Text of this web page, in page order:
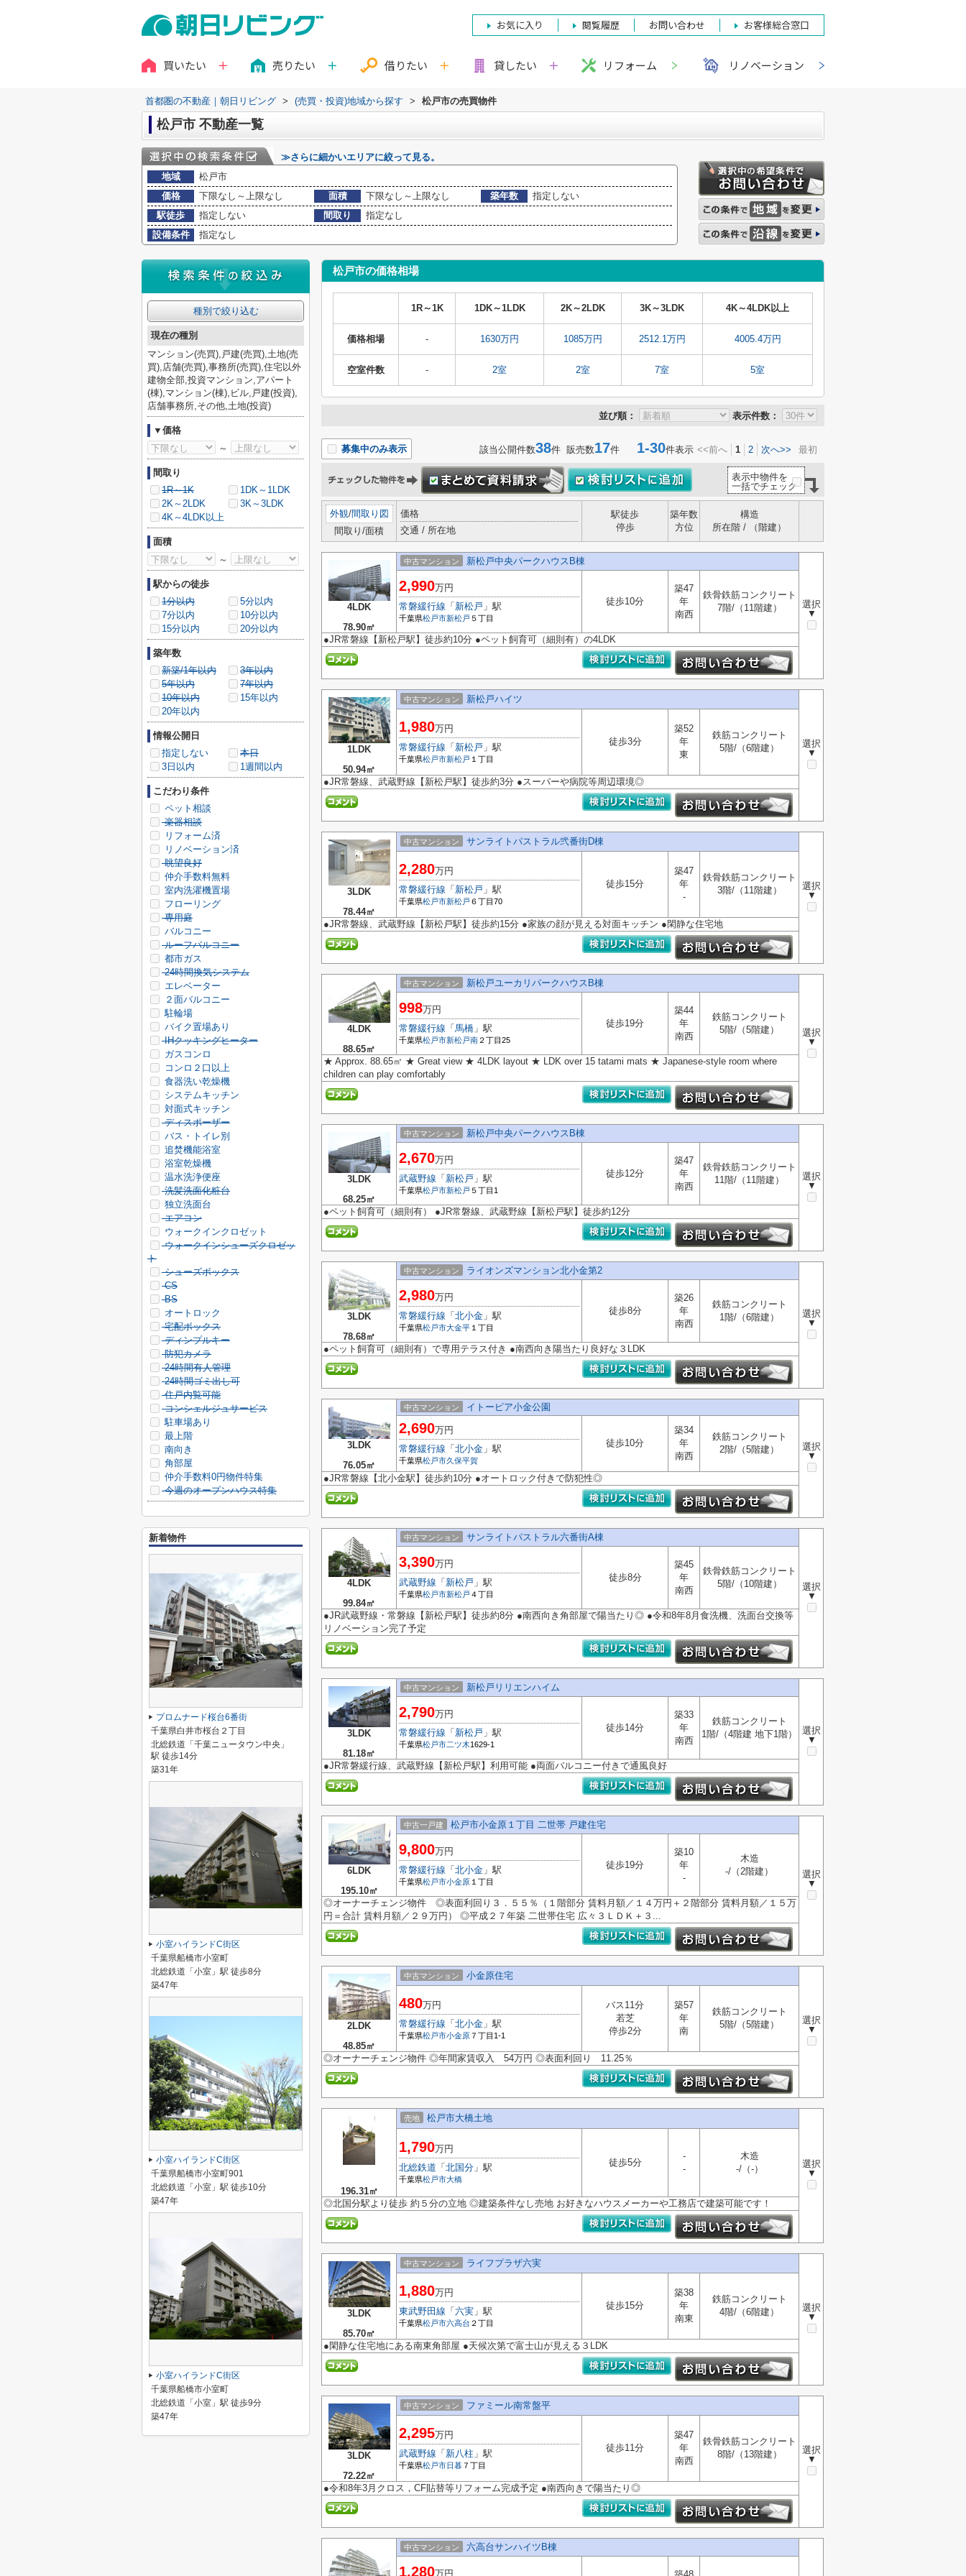
お気に入り 閲覧履歴 お問い合わせ お客様総合窓口
買いたい 売りたい 借りたい 貸したい リフォーム リノベーション
首都圏の不動産｜朝日リビング > (売買・投資)地域から探す > 松戸市の売買物件
松戸市 不動産一覧
≫さらに細かいエリアに絞って見る。
地域
松戸市
価格
下限なし～上限なし 面積 下限なし～上限なし 築年数
指定しない
駅徒歩
指定しない 間取り
指定なし
設備条件
指定なし
松戸市の価格相場
1R～1K 1DK～1LDK 2K～2LDK 3K～3LDK 4K～4LDK以上
価格相場 - 1630万円 1085万円 2512.1万円 4005.4万円
空室件数 - 2室 2室 7室 5室
並び順： 表示件数：
募集中のみ表示 該当公開件数38件 販売数17件 1-30件表示 <<前へ 1 2 次へ>> 最初
表示中物件を
一括でチェック
外観/間取り図
間取り/面積
価格
交通 / 所在地
駅徒歩
停歩
築年数
方位
構造
所在階 / （階建）
4LDK
78.90㎡
中古マンション 新松戸中央パークハウスB棟
選択
▼
2,990万円
常磐緩行線 「 新松戸 」駅
千葉県松戸市新松戸 ５丁目
徒歩10分
築47
年
南西
鉄骨鉄筋コンクリート
7階/（11階建）
●JR常磐線【新松戸駅】徒歩約10分 ●ペット飼育可（細則有）の4LDK
1LDK
50.94㎡
中古マンション 新松戸ハイツ
選択
▼
1,980万円
常磐緩行線 「 新松戸 」駅
千葉県松戸市新松戸 １丁目
徒歩3分
築52
年
東
鉄筋コンクリート
5階/（6階建）
●JR常磐線、武蔵野線【新松戸駅】徒歩約3分 ●スーパーや病院等周辺環境◎
3LDK
78.44㎡
中古マンション サンライトパストラル弐番街D棟
選択
▼
2,280万円
常磐緩行線 「 新松戸 」駅
千葉県松戸市新松戸 ６丁目70
徒歩15分
築47
年
-
鉄骨鉄筋コンクリート
3階/（11階建）
●JR常磐線、武蔵野線【新松戸駅】徒歩約15分 ●家族の顔が見える対面キッチン ●閑静な住宅地
4LDK
88.65㎡
中古マンション 新松戸ユーカリパークハウスB棟
選択
▼
998万円
常磐緩行線 「 馬橋 」駅
千葉県松戸市新松戸南 ２丁目25
徒歩19分
築44
年
南西
鉄筋コンクリート
5階/（5階建）
★ Approx. 88.65㎡ ★ Great view ★ 4LDK layout ★ LDK over 15 tatami mats ★ Japanese-style room where
children can play comfortably
3LDK
68.25㎡
中古マンション 新松戸中央パークハウスB棟
選択
▼
2,670万円
武蔵野線 「 新松戸 」駅
千葉県松戸市新松戸 ５丁目1
徒歩12分
築47
年
南西
鉄骨鉄筋コンクリート
11階/（11階建）
●ペット飼育可（細則有） ●JR常磐線、武蔵野線【新松戸駅】徒歩約12分
3LDK
78.68㎡
中古マンション ライオンズマンション北小金第2
選択
▼
2,980万円
常磐緩行線 「 北小金 」駅
千葉県松戸市大金平 １丁目
徒歩8分
築26
年
南西
鉄筋コンクリート
1階/（6階建）
●ペット飼育可（細則有）で専用テラス付き ●南西向き陽当たり良好な３LDK
3LDK
76.05㎡
中古マンション イトーピア小金公園
選択
▼
2,690万円
常磐緩行線 「 北小金 」駅
千葉県松戸市久保平賀
徒歩10分
築34
年
南西
鉄筋コンクリート
2階/（5階建）
●JR常磐線【北小金駅】徒歩約10分 ●オートロック付きで防犯性◎
4LDK
99.84㎡
中古マンション サンライトパストラル六番街A棟
選択
▼
3,390万円
武蔵野線 「 新松戸 」駅
千葉県松戸市新松戸 ４丁目
徒歩8分
築45
年
南西
鉄骨鉄筋コンクリート
5階/（10階建）
●JR武蔵野線・常磐線【新松戸駅】徒歩約8分 ●南西向き角部屋で陽当たり◎ ●令和8年8月食洗機、洗面台交換等
リノベーション完了予定
3LDK
81.18㎡
中古マンション 新松戸リリエンハイム
選択
▼
2,790万円
常磐緩行線 「 新松戸 」駅
千葉県松戸市二ツ木1629-1
徒歩14分
築33
年
南西
鉄筋コンクリート
1階/（4階建 地下1階）
●JR常磐緩行線、武蔵野線【新松戸駅】利用可能 ●両面バルコニー付きで通風良好
6LDK
195.10㎡
中古一戸建 松戸市小金原１丁目 二世帯 戸建住宅
選択
▼
9,800万円
常磐緩行線 「 北小金 」駅
千葉県松戸市小金原 １丁目
徒歩19分
築10
年
-
木造
-/（2階建）
◎オーナーチェンジ物件 ◎表面利回り３．５５％（１階部分 賃料月額／１４万円＋２階部分 賃料月額／１５万
円＝合計 賃料月額／２９万円） ◎平成２７年築 二世帯住宅 広々３ＬＤＫ＋３...
2LDK
48.85㎡
中古マンション 小金原住宅
選択
▼
480万円
常磐緩行線 「 北小金 」駅
千葉県松戸市小金原 ７丁目1-1
バス11分
若芝
停歩2分
築57
年
南
鉄筋コンクリート
5階/（5階建）
◎オーナーチェンジ物件 ◎年間家賃収入 54万円 ◎表面利回り 11.25％
196.31㎡
売地 松戸市大橋土地
選択
▼
1,790万円
北総鉄道 「 北国分 」駅
千葉県松戸市大橋
徒歩5分
-
-
木造
-/（-）
◎北国分駅より徒歩 約５分の立地 ◎建築条件なし売地 お好きなハウスメーカーや工務店で建築可能です！
3LDK
85.70㎡
中古マンション ライフプラザ六実
選択
▼
1,880万円
東武野田線 「 六実 」駅
千葉県松戸市六高台 ２丁目
徒歩15分
築38
年
南東
鉄筋コンクリート
4階/（6階建）
●閑静な住宅地にある南東角部屋 ●天候次第で富士山が見える３LDK
3LDK
72.22㎡
中古マンション ファミール南常盤平
選択
▼
2,295万円
武蔵野線 「 新八柱 」駅
千葉県松戸市日暮 ７丁目
徒歩11分
築47
年
南西
鉄骨鉄筋コンクリート
8階/（13階建）
●令和8年3月クロス，CF貼替等リフォーム完成予定 ●南西向きで陽当たり◎
中古マンション 六高台サンハイツB棟
1,280万円
種別で絞り込む
現在の種別
マンション(売買),戸建(売買),土地(売
買),店舗(売買),事務所(売買),住宅以外
建物全部,投資マンション,アパート
(棟),マンション(棟),ビル,戸建(投資),
店舗事務所,その他,土地(投資)
▼価格
～
間取り
1R～1K
1DK～1LDK
2K～2LDK
3K～3LDK
4K～4LDK以上
面積
～
駅からの徒歩
1分以内
5分以内
7分以内
10分以内
15分以内
20分以内
築年数
新築/1年以内
3年以内
5年以内
7年以内
10年以内
15年以内
20年以内
情報公開日
指定しない
本日
3日以内
1週間以内
こだわり条件
ペット相談
楽器相談
リフォーム済
リノベーション済
眺望良好
仲介手数料無料
室内洗濯機置場
フローリング
専用庭
バルコニー
ルーフバルコニー
都市ガス
24時間換気システム
エレベーター
２面バルコニー
駐輪場
バイク置場あり
IHクッキングヒーター
ガスコンロ
コンロ２口以上
食器洗い乾燥機
システムキッチン
対面式キッチン
ディスポーザー
バス・トイレ別
追焚機能浴室
浴室乾燥機
温水洗浄便座
洗髪洗面化粧台
独立洗面台
エアコン
ウォークインクロゼット
ウォークインシューズクロゼッ
ト
シューズボックス
CS
BS
オートロック
宅配ボックス
ディンプルキー
防犯カメラ
24時間有人管理
24時間ゴミ出し可
住戸内覧可能
コンシェルジュサービス
駐車場あり
最上階
南向き
角部屋
仲介手数料0円物件特集
今週のオープンハウス特集
新着物件
プロムナード桜台6番街
千葉県白井市桜台２丁目
北総鉄道「千葉ニュータウン中央」
駅 徒歩14分
築31年
小室ハイランドC街区
千葉県船橋市小室町
北総鉄道「小室」駅 徒歩8分
築47年
小室ハイランドC街区
千葉県船橋市小室町901
北総鉄道「小室」駅 徒歩10分
築47年
小室ハイランドC街区
千葉県船橋市小室町
北総鉄道「小室」駅 徒歩9分
築47年